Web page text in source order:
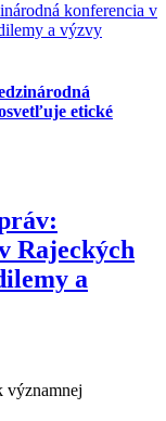
konferencia v
a výzvy
etické
Rajeckých
a